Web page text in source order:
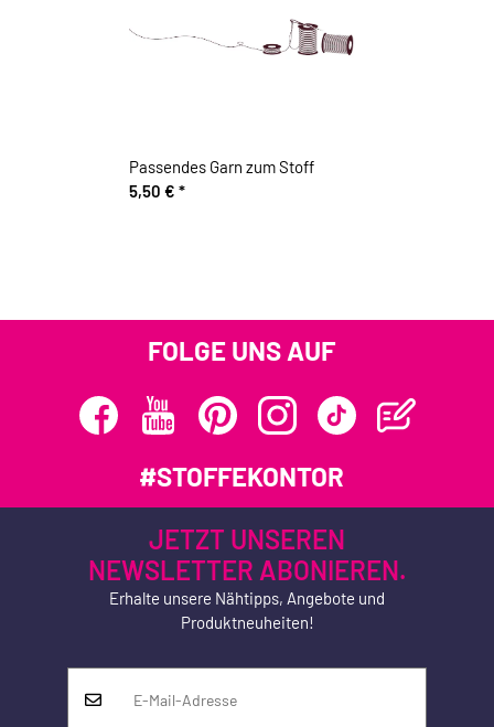
Passendes Garn zum Stoff
5,50 € *
FOLGE UNS AUF
#STOFFEKONTOR
JETZT UNSEREN
NEWSLETTER ABONIEREN.
Erhalte unsere Nähtipps, Angebote und
Produktneuheiten!